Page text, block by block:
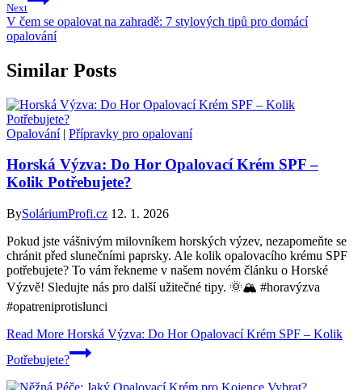
Next
V čem se opalovat na zahradě: 7 stylových tipů pro domácí
opalování
Similar Posts
Opalování| Přípravky pro opalovaní
Horská Výzva: Do Hor Opalovací Krém SPF –
Kolik Potřebujete?
BySoláriumProfi.cz 12. 1. 2026
Pokud jste vášnivým milovníkem horských výzev, nezapomeňte se
chránit před slunečními paprsky. Ale kolik opalovacího krému SPF
potřebujete? To vám řekneme v našem novém článku o Horské
Výzvě! Sledujte nás pro další užitečné tipy. 🌞🏔️ #horavýzva
#opatreniprotislunci
Read More Horská Výzva: Do Hor Opalovací Krém SPF – Kolik
Potřebujete?